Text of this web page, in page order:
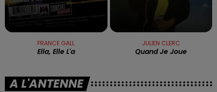
FRANCE GALL
Ella, Elle L'a
JULIEN CLERC
Quand Je Joue
A L'ANTENNE